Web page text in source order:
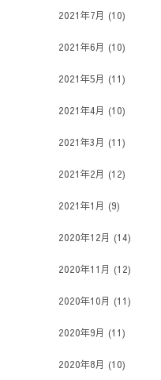
2021年7月 (10)
2021年6月 (10)
2021年5月 (11)
2021年4月 (10)
2021年3月 (11)
2021年2月 (12)
2021年1月 (9)
2020年12月 (14)
2020年11月 (12)
2020年10月 (11)
2020年9月 (11)
2020年8月 (10)